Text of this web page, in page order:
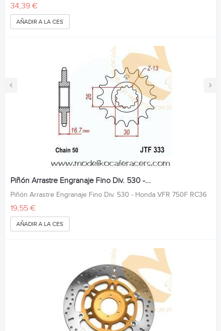
‹ ›
34,39 €
AÑADIR A LA CESTA
Piñón Arrastre Engranaje Fino Div. 530 -...
Piñón Arrastre Engranaje Fino Div. 530 - Honda VFR 750F RC36
19,55 €
AÑADIR A LA CESTA